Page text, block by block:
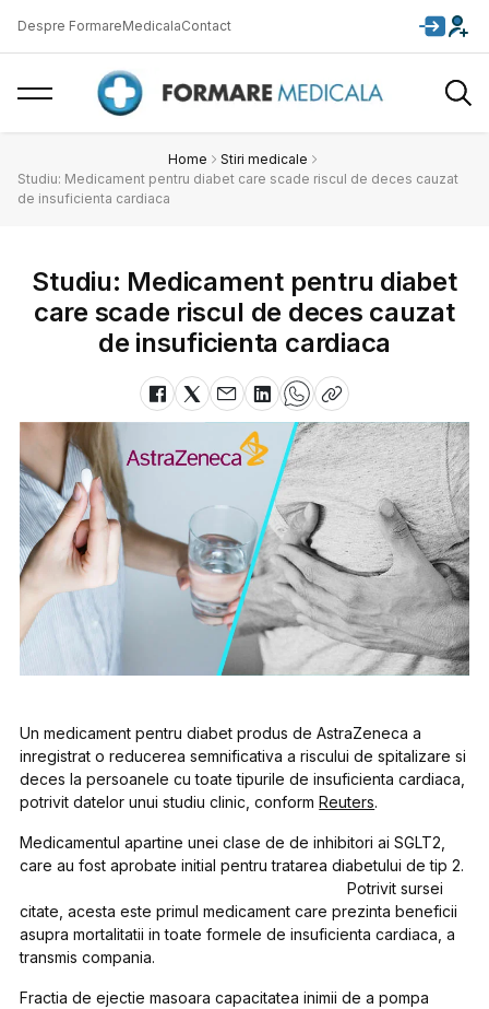
Despre FormareMedicalaContact
Home
Stiri medicale
Studiu: Medicament pentru diabet care scade riscul de deces cauzat
de insuficienta cardiaca
Studiu: Medicament pentru diabet
care scade riscul de deces cauzat
de insuficienta cardiaca
Un medicament pentru diabet produs de AstraZeneca a
inregistrat o reducerea semnificativa a riscului de spitalizare si
deces la persoanele cu toate tipurile de insuficienta cardiaca,
potrivit datelor unui studiu clinic, conformReuters.
Medicamentul apartine unei clase de de inhibitori ai SGLT2,
care au fost aprobate initial pentru tratarea diabetului de tip 2.
Potrivit sursei
citate, acesta este primul medicament care prezinta beneficii
asupra mortalitatii in toate formele de insuficienta cardiaca, a
transmis compania.
Fractia de ejectie masoara capacitatea inimii de a pompa